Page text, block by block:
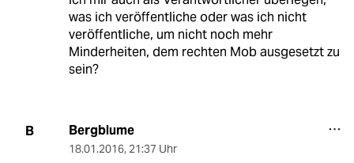
was ich veröffentliche oder was ich nicht
veröffentliche, um nicht noch mehr
Minderheiten, dem rechten Mob ausgesetzt zu
sein?
B Bergblume
18.01.2016, 21:37 Uhr